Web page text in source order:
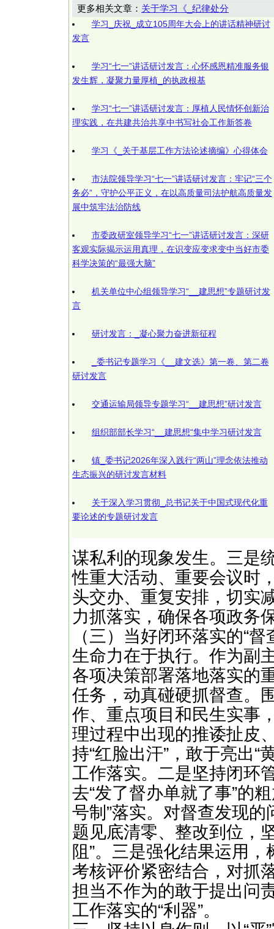
更多相关文章： 关于学习《_纪律处分
学习_庆祝_成立105周年大会上的讲话精神研讨
发言
学习“七一”讲话研讨发言：心怀感恩精准服务银
发生辉，凝聚力量厚植_的执政根基
学习“七一”讲话研讨发言：厚植人民情怀创新治
理实践，在共建共治共享中书写社会工作新答卷
学习《_关于基层工作方法论述摘编》心得体会
市法院领导学习“七一”讲话研讨发言：牢记“三个
务必”，守护公平正义，在以高质量司法护航高质量发
展中筑牢法治防线
市委政研室领导学习“七一”讲话研讨发言：深研
客观实际揭示运用真理，在识变应变求变中当好市委
科学决策的“最强大脑”
机关单位中心组领导学习“__建思想”专题研讨发
言
研讨发言：_凝心聚力奋进新征程
_委书记专题学习《__建文选》第一卷、第二卷
研讨发言
交通运输局领导专题学习“__建思想”研讨发言
组织部部长学习“__建思想“集中学习研讨发言
镇_委书记2026年深入践行“两山”理念依法推动
生态振兴的研讨发言材料
关于深入学习贯彻_总书记关于中国式现代化重
要论述的专题研讨发言
谋私利的现象发生。三是
性重大活动、重要会议时
头交办、重复安排，切实
力抓落实，确保各项政务
（三）当好闭环落实的“
生命力在于执行。作为副
各项决策部署落地落实的
任务，动真碰硬抓督查。
作、重点项目和民生实事
理过程中出现的推诿扯皮
持“红脸出汗”，敢于亮出“
工作落实。二是坚持闭环
去“发了督办单就了事”的
号制”落实。对督查发现的
题见底清零、整改到位，
阻”。三是强化结果运用
考核评价紧密结合，对抓
担当不作为的敢于提出问
工作落实的“利器”。